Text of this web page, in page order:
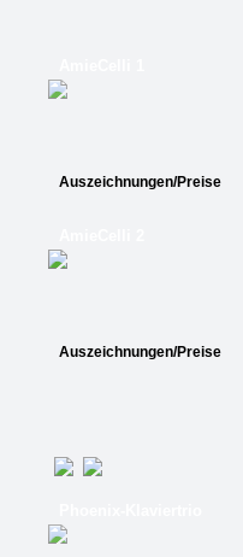
Auszeichnungen/Preise
Auszeichnungen/Preise